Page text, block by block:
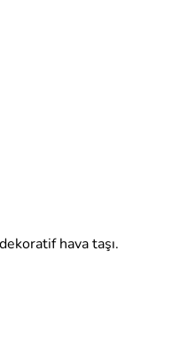
hava taşı.